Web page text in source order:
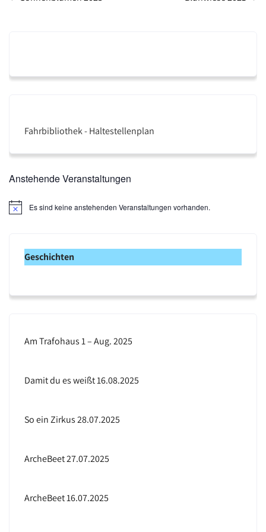
Fahrbibliothek - Haltestellenplan
Anstehende Veranstaltungen
H
Es sind keine anstehenden Veranstaltungen vorhanden.
Geschichten
Am Trafohaus 1 – Aug. 2025
Damit du es weißt 16.08.2025
So ein Zirkus 28.07.2025
ArcheBeet 27.07.2025
ArcheBeet 16.07.2025